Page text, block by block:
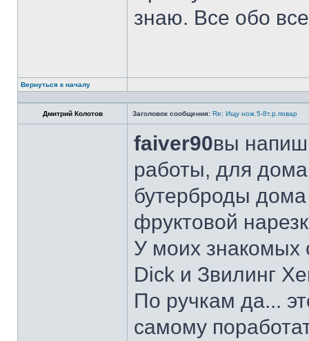
знаю. Все обо
Вернуться к началу
Дмитрий Колотов Заголовок сообщения: Re: Ищу нож.5-8т.р.повар
faiver90вы
работы, для
бутерброды дома
фруктовой
У моих знакомых
Dick и Звилинг
По ручкам да...
самому